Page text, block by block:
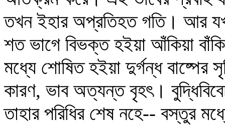
তখন ইহার অপ্রতিহত গতি। আর যখন
শত ভাগে বিভক্ত হইয়া আঁকিয়া
মধ্যে শোষিত হইয়া দুর্গন্ধ বাষ্পের
কারণ, ভাব অত্যন্ত বৃহৎ।
তাহার পরিধির শেষ নহে-- বস্তুর